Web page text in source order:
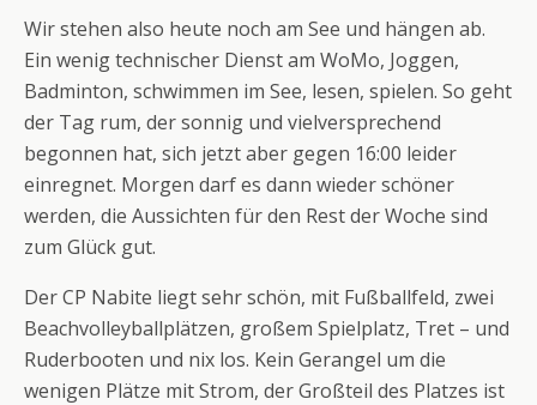
Wir stehen also heute noch am See und hängen ab.
Ein wenig technischer Dienst am WoMo, Joggen,
Badminton, schwimmen im See, lesen, spielen. So geht
der Tag rum, der sonnig und vielversprechend
begonnen hat, sich jetzt aber gegen 16:00 leider
einregnet. Morgen darf es dann wieder schöner
werden, die Aussichten für den Rest der Woche sind
zum Glück gut.
Der CP Nabite liegt sehr schön, mit Fußballfeld, zwei
Beachvolleyballplätzen, großem Spielplatz, Tret – und
Ruderbooten und nix los. Kein Gerangel um die
wenigen Plätze mit Strom, der Großteil des Platzes ist